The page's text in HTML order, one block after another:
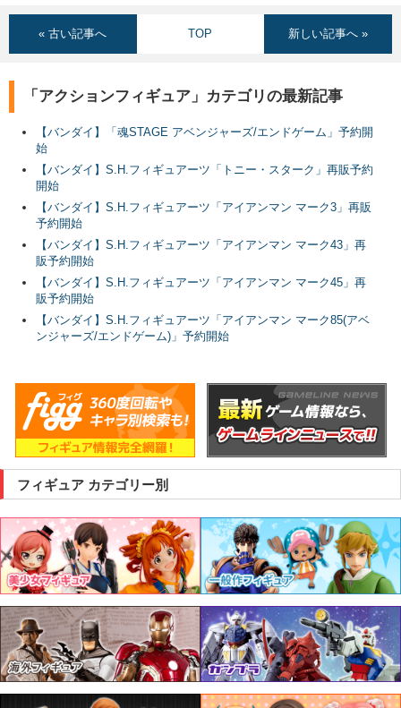
« 古い記事へ TOP 新しい記事へ »
「アクションフィギュア」カテゴリの最新記事
【バンダイ】「魂STAGE アベンジャーズ/エンドゲーム」予約開
始
【バンダイ】S.H.フィギュアーツ「トニー・スターク」再販予約
開始
【バンダイ】S.H.フィギュアーツ「アイアンマン マーク3」再販
予約開始
【バンダイ】S.H.フィギュアーツ「アイアンマン マーク43」再
販予約開始
【バンダイ】S.H.フィギュアーツ「アイアンマン マーク45」再
販予約開始
【バンダイ】S.H.フィギュアーツ「アイアンマン マーク85(アベ
ンジャーズ/エンドゲーム)」予約開始
フィギュア カテゴリー別